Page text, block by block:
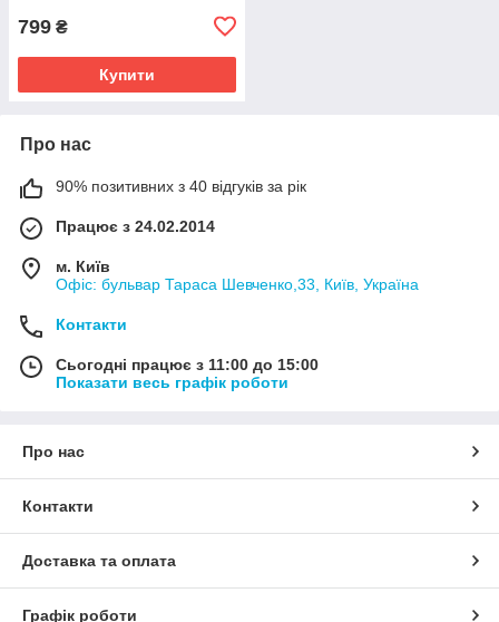
799 ₴
Купити
Про нас
90% позитивних з 40 відгуків за рік
Працює з 24.02.2014
м. Київ
Офіс: бульвар Тараса Шевченко,33, Київ, Україна
Контакти
Сьогодні працює з 11:00 до 15:00
Показати весь графік роботи
Про нас
Контакти
Доставка та оплата
Графік роботи